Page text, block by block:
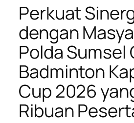
​Perkuat
dengan
Polda Sumsel
Badminton
Cup 2026
Ribuan